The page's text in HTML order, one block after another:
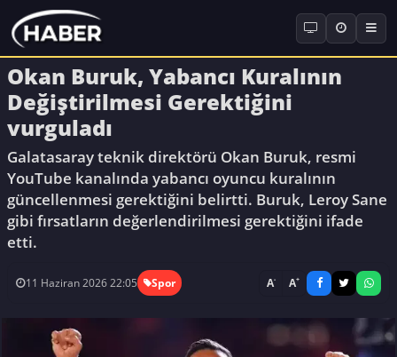
Okan Buruk, Yabancı Kuralının
Değiştirilmesi Gerektiğini
vurguladı
Galatasaray teknik direktörü Okan Buruk, resmi
YouTube kanalında yabancı oyuncu kuralının
güncellenmesi gerektiğini belirtti. Buruk, Leroy Sane
gibi fırsatların değerlendirilmesi gerektiğini ifade
etti.
11 Haziran 2026 22:05 Spor A- A+